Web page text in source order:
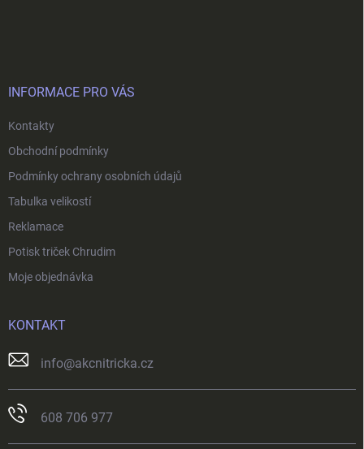
INFORMACE PRO VÁS
Kontakty
Obchodní podmínky
Podmínky ochrany osobních údajů
Tabulka velikostí
Reklamace
Potisk triček Chrudim
Moje objednávka
KONTAKT
info@akcnitricka.cz
608 706 977